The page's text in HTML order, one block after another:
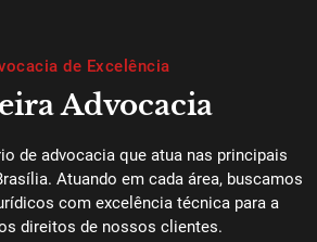
de Excelência
Advocacia
de advocacia que atua nas principais
Atuando em cada área, buscamos
com excelência técnica para a
direitos de nossos clientes.